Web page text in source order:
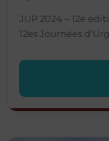
JUP 2024 – 12e
12es Journées
cliniques